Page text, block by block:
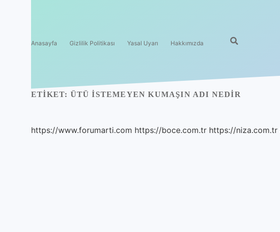
Anasayfa Gizlilik Politikası Yasal Uyarı Hakkımızda
ETIKET: ÜTÜ ISTEMEYEN KUMAŞIN ADI NEDIR
https://www.forumarti.com https://boce.com.tr https://niza.com.tr